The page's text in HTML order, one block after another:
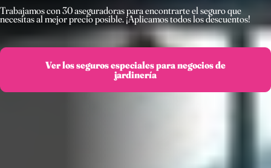
Trabajamos con 30 aseguradoras para encontrarte el seguro que
necesitas al mejor precio posible. ¡Aplicamos todos los descuentos!
Ver los seguros especiales para negocios de
jardinería